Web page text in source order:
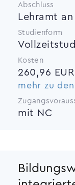
Abschluss
Lehramt
Studienform
Kosten
260,96
mehr zu
mit NC